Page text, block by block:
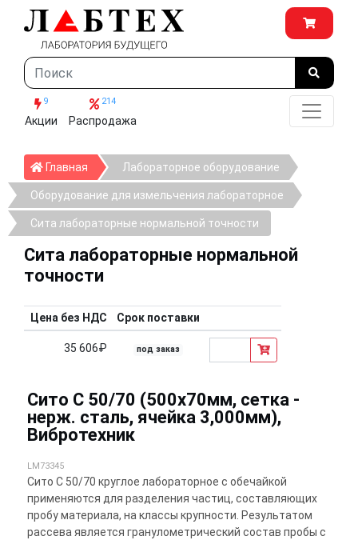
9
Акции
214
Распродажа
Главная ГлавнаяЛабораторное оборудование
Оборудование для измельчения лабораторное
Сита лабораторные нормальной точности
Сита лабораторные нормальной
точности
Цена без НДС Срок поставки
35 606₽ под заказ
Сито С 50/70 (500х70мм, сетка -
нерж. сталь, ячейка 3,000мм),
Вибротехник
LM73345
Сито С 50/70 круглое лабораторное с обечайкой
применяются для разделения частиц, составляющих
пробу материала, на классы крупности. Результатом
рассева является гранулометрический состав пробы с